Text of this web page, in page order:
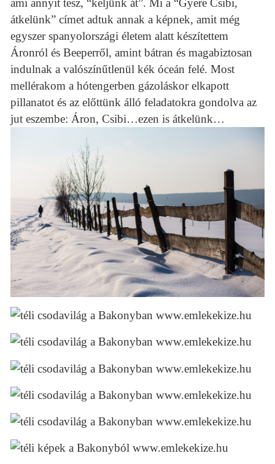
ami annyit tesz, “keljünk át”. Mi a “Gyere Csibi,
átkelünk” címet adtuk annak a képnek, amit még
egyszer spanyolországi életem alatt készítettem
Áronról és Beeperről, amint bátran és magabiztosan
indulnak a valószínűtlenül kék óceán felé. Most
mellérakom a hótengerben gázoláskor elkapott
pillanatot és az előttünk álló feladatokra gondolva az
jut eszembe: Áron, Csibi…ezen is átkelünk…